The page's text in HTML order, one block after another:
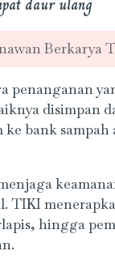
penanganan
disimpan
bank
TIKI
hingga